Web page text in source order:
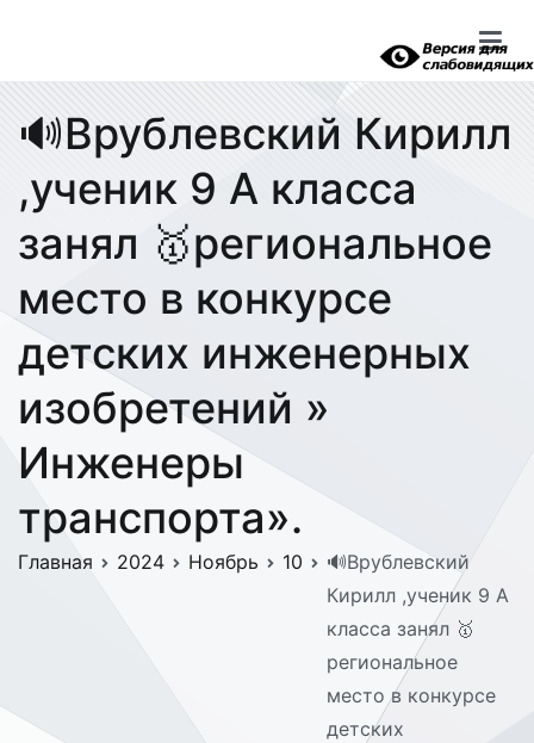
🔊Врублевский Кирилл
,ученик 9 А класса
занял 🥇региональное
место в конкурсе
детских инженерных
изобретений »
Инженеры
транспорта».
Главная 2024 Ноябрь 10
🔊Врублевский
Кирилл ,ученик 9 А
класса занял 🥇
региональное
место в конкурсе
детских